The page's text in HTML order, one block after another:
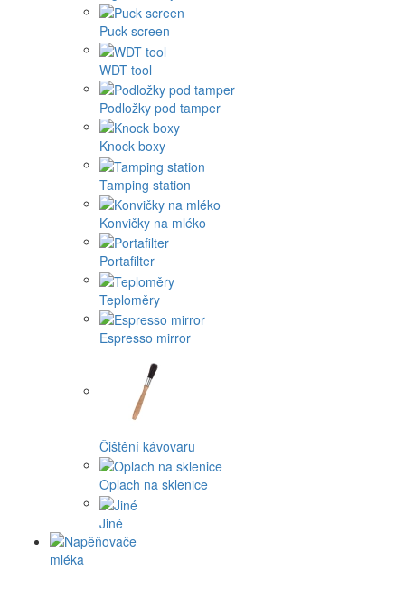
Puck screen
WDT tool
Podložky pod tamper
Knock boxy
Tamping station
Konvičky na mléko
Portafilter
Teploměry
Espresso mirror
Čištění kávovaru
Oplach na sklenice
Jiné